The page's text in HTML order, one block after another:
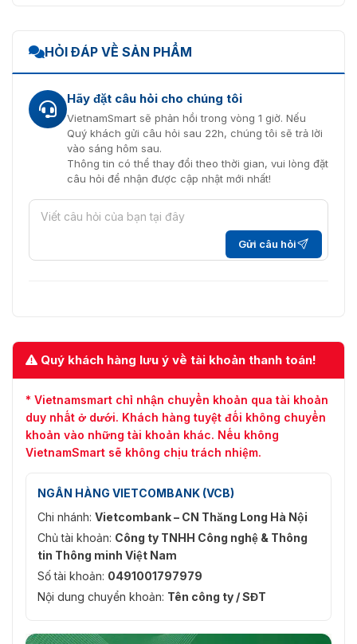
Giá đỡ
Giá đỡ mô-đun
DL215050W 21
HỎI ĐÁP VỀ SẢN PHẨM
Hãy đặt câu hỏi cho chúng tôi
VietnamSmart sẽ phản hồi trong vòng 1 giờ. Nếu
Quý khách gửi câu hỏi sau 22h, chúng tôi sẽ trả lời
vào sáng hôm sau.
Thông tin có thể thay đổi theo thời gian, vui lòng đặt
câu hỏi để nhận được cập nhật mới nhất!
Gửi câu hỏi
Quý khách hàng lưu ý về tài khoản thanh toán!
* Vietnamsmart chỉ nhận chuyển khoản qua tài khoản
duy nhất ở dưới. Khách hàng tuyệt đối không chuyển
khoản vào những tài khoản khác. Nếu không
VietnamSmart sẽ không chịu trách nhiệm.
NGÂN HÀNG VIETCOMBANK (VCB)
Chi nhánh: Vietcombank – CN Thăng Long Hà Nội
Chủ tài khoản: Công ty TNHH Công nghệ & Thông
tin Thông minh Việt Nam
Số tài khoản: 0491001797979
Nội dung chuyển khoản: Tên công ty / SĐT